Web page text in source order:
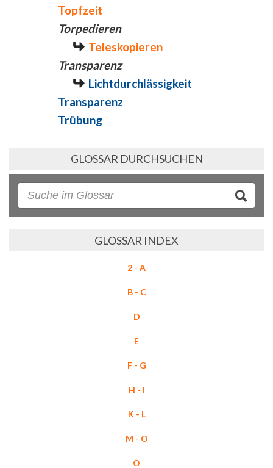
Topfzeit
Torpedieren
Teleskopieren
Transparenz
Lichtdurchlässigkeit
Transparenz
Trübung
GLOSSAR DURCHSUCHEN
GLOSSAR INDEX
2 - A
B - C
D
E
F - G
H - I
K - L
M - O
Ö